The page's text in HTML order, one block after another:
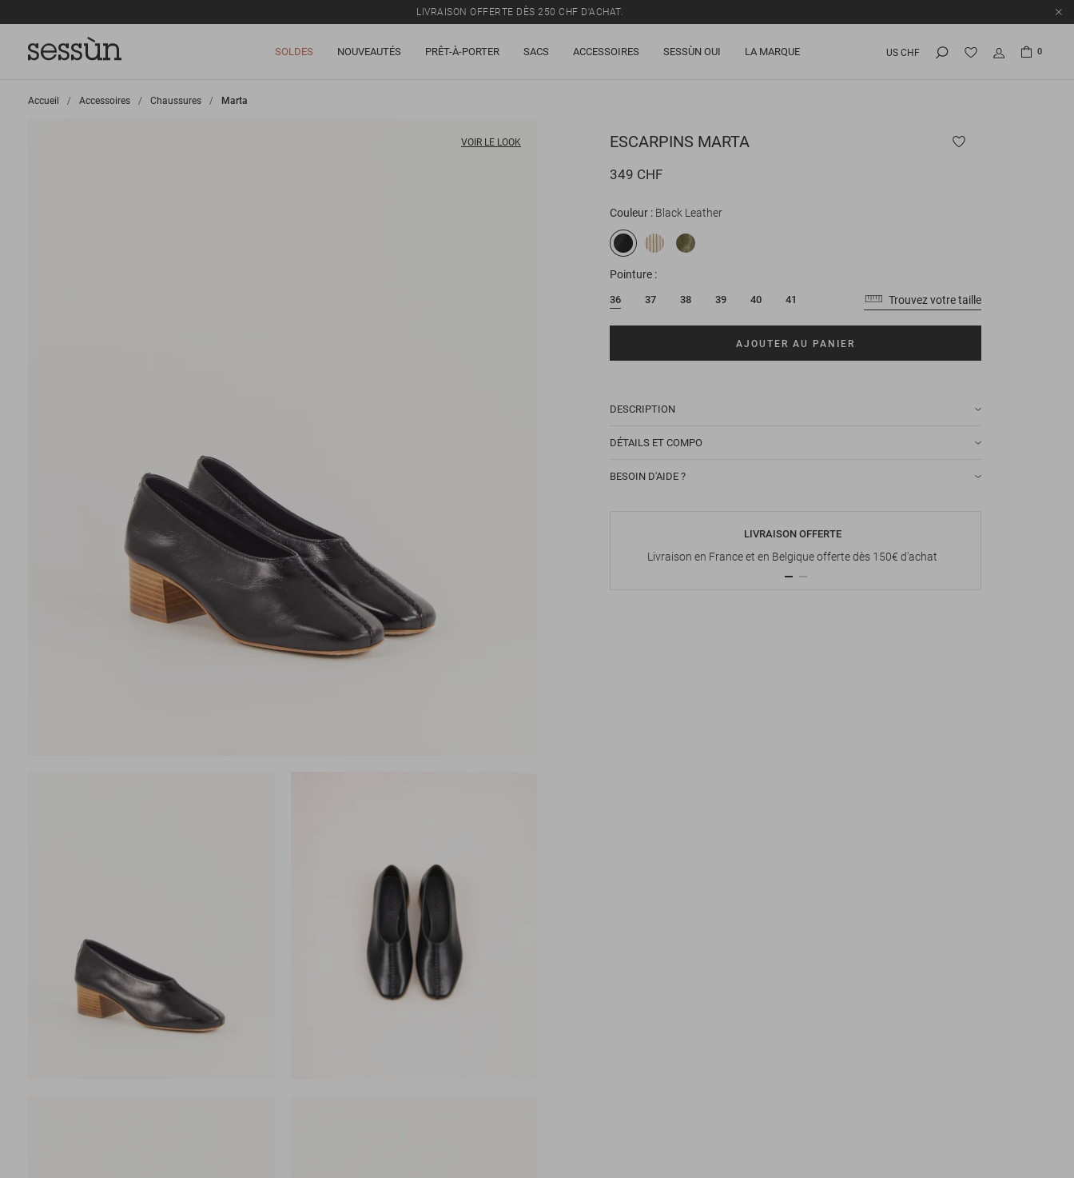
LIVRAISON OFFERTE DÈS 250 CHF D'ACHAT.
SOLDES NOUVEAUTÉS PRÊT-À-PORTER SACS ACCESSOIRES SESSÙN OUI LA MARQUE US CHF 0
Accueil >
Accessoires >
Chaussures >
Marta
VOIR LE LOOK ESCARPINS MARTA
349 CHF
Couleur Black Leather
Pointure
36 37 38 39 40 41 Trouvez votre taille
AJOUTER AU PANIER
DESCRIPTION
DÉTAILS ET COMPO
BESOIN D'AIDE ?
LIVRAISON OFFERTE
Livraison en France et en Belgique offerte dès 150€ d'achat